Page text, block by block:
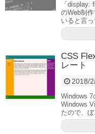
「display:
のWeb制
いると言
CSS
レート
2018/
Windows 7
Windows
たので、